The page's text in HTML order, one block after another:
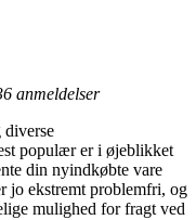
anmeldelser
diverse
populær er i øjeblikket
din nyindkøbte vare
jo ekstremt problemfri, og
mulighed for fragt ved